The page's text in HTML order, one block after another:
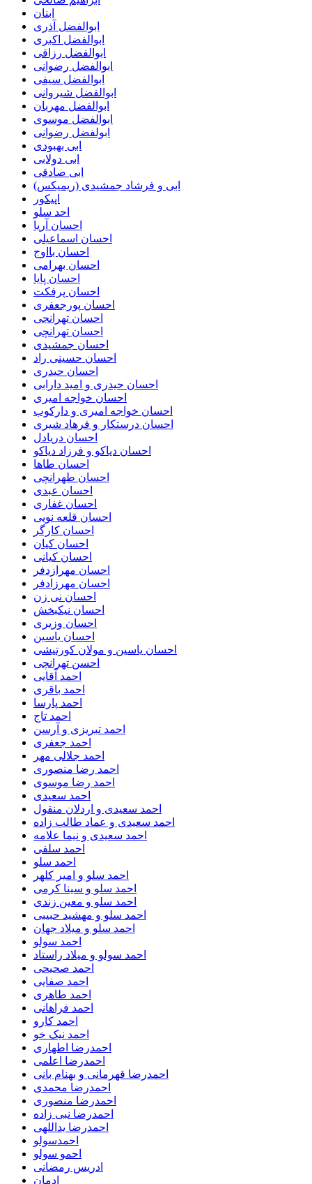
ابنان
ابوالفضل آذری
ابوالفضل اکبری
ابوالفضل رزاقی
ابوالفضل رضوانی
ابوالفضل سیفی
ابوالفضل شیروانی
ابوالفضل مهربان
ابوالفضل موسوی
ابولفضل رضوانی
ابی بهبودی
ابی دولابی
ابی صادقی
ابی و فرشاد جمشیدی (ریمیکس)
اپیکور
احد سلو
احسان آریا
احسان اسماعیلی
احسان بااوج
احسان بهرامی
احسان پایا
احسان پرفکت
احسان پورجعفری
احسان تهرانجی
احسان تهرانچی
احسان جمشیدی
احسان حسینی راد
احسان حیدری
احسان حیدری و امید دارابی
احسان خواجه امیری
احسان خواجه امیری و دارکوب
احسان درستكار و فرهاد شيرى
احسان دریادل
احسان دیاکو و فرزاد دیاکو
احسان طاها
احسان طهرانچی
احسان عبدی
احسان غفاری
احسان قلعه نویی
احسان کارگر
احسان کیان
احسان کیانی
احسان مهرازدفر
احسان مهرزادفر
احسان نی زن
احسان نیکبخش
احسان وزیری
احسان یاسین
احسان یاسین و مولان کورتیشی
احسن تهرانچی
احمد آقایی
احمد باقری
احمد پارسا
احمد تاج
احمد تبریزی و آرسن
احمد جعفری
احمد جلالی مهر
احمد رضا منصوری
احمد رضا موسوی
احمد سعیدی
احمد سعیدی و اردلان منقول
احمد سعیدی و عماد طالب زاده
احمد سعیدی و نیما علامه
احمد سلفی
احمد سلو
احمد سلو و امیر کلهر
احمد سلو و سینا کرمی
احمد سلو و معین زندی
احمد سلو و مهشید حبیبی
احمد سلو و میلاد جهان
احمد سولو
احمد سولو و میلاد راستاد
احمد صحیحی
احمد صفایی
احمد طاهری
احمد فراهانی
احمد کارو
احمد نیک خو
احمدرضا اطهاری
احمدرضا اعلمی
احمدرضا قهرمانی و بهنام بانی
احمدرضا محمدی
احمدرضا منصوری
احمدرضا نبی زاده
احمدرضا یداللهی
احمدسولو
احمو سولو
ادریس رمضانی
ادمان